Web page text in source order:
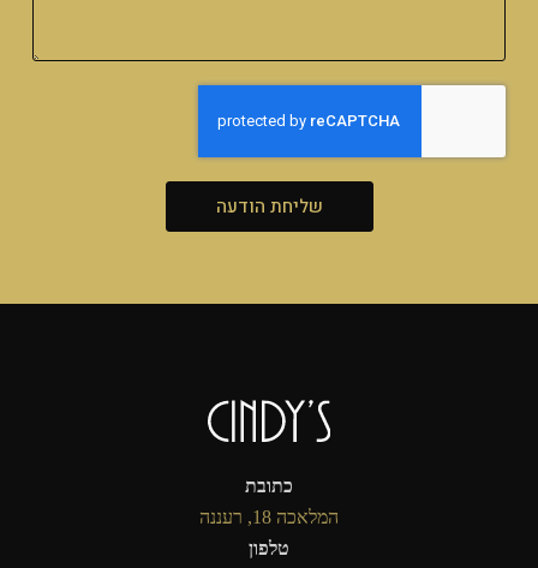
שליחת הודעה
כתובת
המלאכה 18, רעננה
טלפון